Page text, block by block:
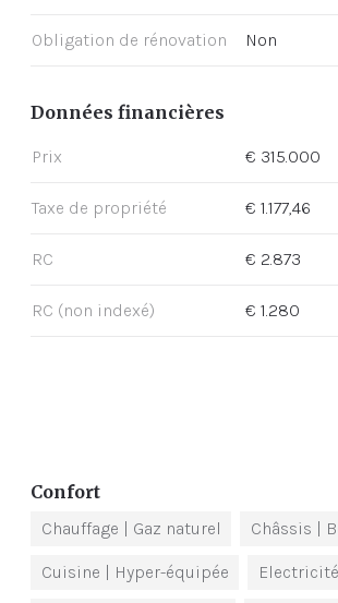
Obligation de rénovation Non
Données financières
Prix € 315.000
Taxe de propriété € 1.177,46
RC € 2.873
RC (non indexé) € 1.280
Confort
Chauffage | Gaz naturel Châssis |
Cuisine | Hyper-équipée Electricité